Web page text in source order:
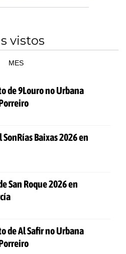
vistos
MES
de 9Louro no Urbana
SonRías Baixas 2026 en
San Roque 2026 en
de Al Safir no Urbana